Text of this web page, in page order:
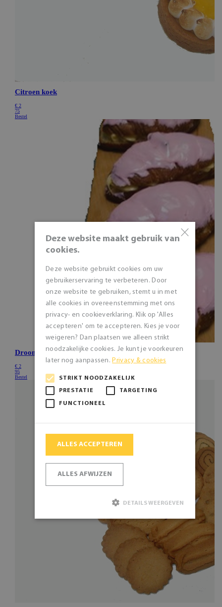
×
Deze website maakt gebruik van
cookies.
Deze website gebruikt cookies om uw
gebruikerservaring te verbeteren. Door
onze website te gebruiken, stemt u in met
alle cookies in overeenstemming met ons
privacy- en cookieverklaring. Klik op 'Alles
accepteren' om te accepteren. Kies je voor
weigeren? Dan plaatsen we alleen strikt
noodzakelijke cookies. Je kunt je voorkeuren
later nog aanpassen. Privacy & cookies
STRIKT NOODZAKELIJK
PRESTATIE TARGETING
FUNCTIONEEL
ALLES ACCEPTEREN
ALLES AFWIJZEN
DETAILS WEERGEVEN
Strikt noodzakelijk Prestatie
Targeting
Strikt noodzakelijke cookies maken de
kernfunctionaliteiten van de website mogelijk, zoals
gebruikersaanmelding en accountbeheer. De website
kan niet goed worden gebruikt zonder de strikt